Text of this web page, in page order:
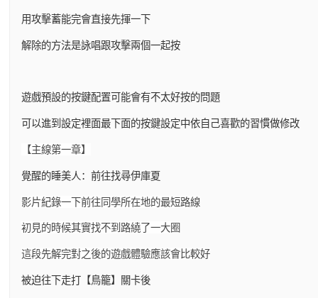
用攻擊蓄能完會直接先揮一下
解除的方法是詠唱跟攻擊兩個一起按
遊戲預設的按鍵配置可能會有不太好按的問題
可以進到設定裡面最下面的按鍵設定中依自己喜歡的習慣做修改
【主線第一章】
覺醒的睡美人：前往找尋伊庫夏
影片紀錄一下前往同學所在地的最短路線
初見的時候其實找不到路繞了一大圈
這段先解完對之後的遊戲體驗應該會比較好
被迫往下走打【鳥籠】關卡後